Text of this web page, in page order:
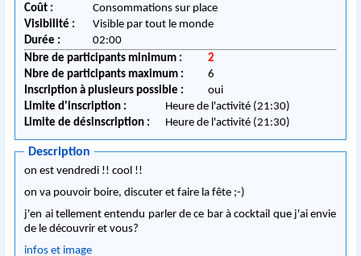
Coût :
Consommations sur place
Visibilité :
Visible par tout le monde
Durée :
02:00
Nbre de participants minimum :
2
Nbre de participants maximum :
6
Inscription à plusieurs possible :
oui
Limite d'inscription :
Heure de l'activité (21:30)
Limite de désinscription :
Heure de l'activité (21:30)
Description
on est vendredi !! cool !!
on va pouvoir boire, discuter et faire la fête ;-)
j'en ai tellement entendu parler de ce bar à cocktail que j'ai envie
de le découvrir et vous?
infos et image